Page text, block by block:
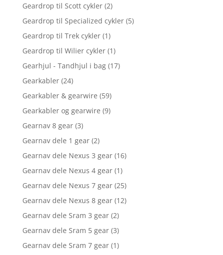
Geardrop til Scott cykler (2)
Geardrop til Specialized cykler (5)
Geardrop til Trek cykler (1)
Geardrop til Wilier cykler (1)
Gearhjul - Tandhjul i bag (17)
Gearkabler (24)
Gearkabler & gearwire (59)
Gearkabler og gearwire (9)
Gearnav 8 gear (3)
Gearnav dele 1 gear (2)
Gearnav dele Nexus 3 gear (16)
Gearnav dele Nexus 4 gear (1)
Gearnav dele Nexus 7 gear (25)
Gearnav dele Nexus 8 gear (12)
Gearnav dele Sram 3 gear (2)
Gearnav dele Sram 5 gear (3)
Gearnav dele Sram 7 gear (1)